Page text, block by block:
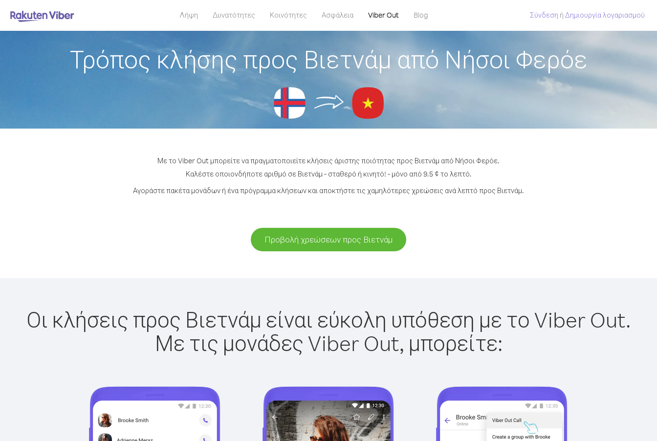
Λήψη Δυνατότητες Κοινότητες Ασφάλεια Viber Out Blog Σύνδεση ή Δημιουργία λογαριασμού
Τρόπος κλήσης προς Βιετνάμ από Νήσοι Φερόε
Με το Viber Out μπορείτε να πραγματοποιείτε κλήσεις άριστης ποιότητας προς Βιετνάμ από Νήσοι Φερόε.
Καλέστε οποιονδήποτε αριθμό σε Βιετνάμ - σταθερό ή κινητό! - μόνο από 9.5 ¢ το λεπτό.
Αγοράστε πακέτα μονάδων ή ένα πρόγραμμα κλήσεων και αποκτήστε τις χαμηλότερες χρεώσεις ανά λεπτό προς Βιετνάμ.
Προβολή χρεώσεων προς Βιετνάμ
Οι κλήσεις προς Βιετνάμ είναι εύκολη υπόθεση με το Viber Out.
Με τις μονάδες Viber Out, μπορείτε: